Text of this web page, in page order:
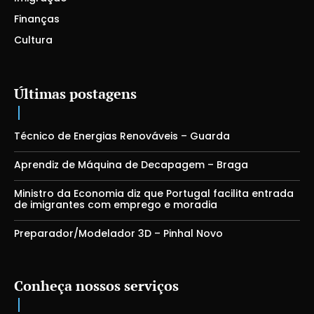
Finanças
Cultura
Últimas postagens
Técnico de Energias Renováveis – Guarda
Aprendiz de Máquina de Decapagem – Braga
Ministro da Economia diz que Portugal facilita entrada
de imigrantes com emprego e moradia
Preparador/Modelador 3D – Pinhal Novo
Conheça nossos serviços